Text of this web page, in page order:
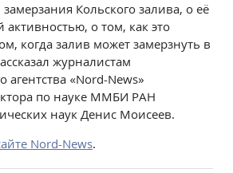
Кольского залива, о её
активностью, о том, как это
когда залив может замерзнуть в
журналистам
«Nord-News»
по науке ММБИ РАН
наук Денис Моисеев.
Nord-News.